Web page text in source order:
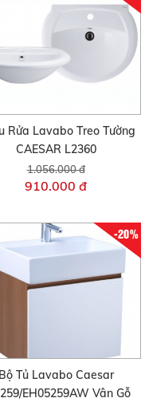
Rửa Lavabo Treo Tường
CAESAR L2360
1.056.000 đ
910.000 đ
-20%
Bộ Tủ Lavabo Caesar
EH05259AW Vân Gỗ